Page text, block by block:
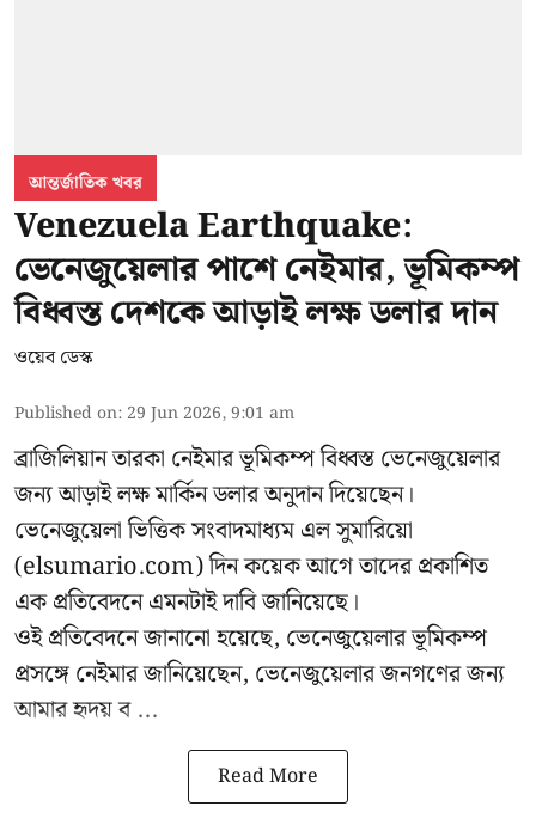
আন্তর্জাতিক খবর
Venezuela Earthquake:
ভেনেজুয়েলার পাশে নেইমার, ভূমিকম্প
বিধ্বস্ত দেশকে আড়াই লক্ষ ডলার দান
ওয়েব ডেস্ক
Published on: 29 Jun 2026, 9:01 am
ব্রাজিলিয়ান তারকা নেইমার ভূমিকম্প বিধ্বস্ত ভেনেজুয়েলার
জন্য আড়াই লক্ষ মার্কিন ডলার অনুদান দিয়েছেন।
ভেনেজুয়েলা ভিত্তিক সংবাদমাধ্যম এল সুমারিয়ো
(elsumario.com) দিন কয়েক আগে তাদের প্রকাশিত
এক প্রতিবেদনে এমনটাই দাবি জানিয়েছে।
ওই প্রতিবেদনে জানানো হয়েছে, ভেনেজুয়েলার ভূমিকম্প
প্রসঙ্গেনেইমারজানিয়েছেন, ভেনেজুয়েলার জনগণের জন্য
আমার হৃদয় ব ...
Read More